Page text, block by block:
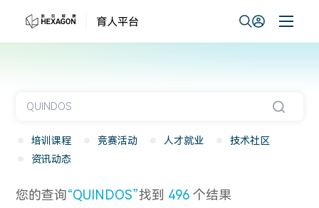
培训课程 竞赛活动 人才就业
技术社区
资讯动态
您的查询“QUINDOS”找到 496 个结果